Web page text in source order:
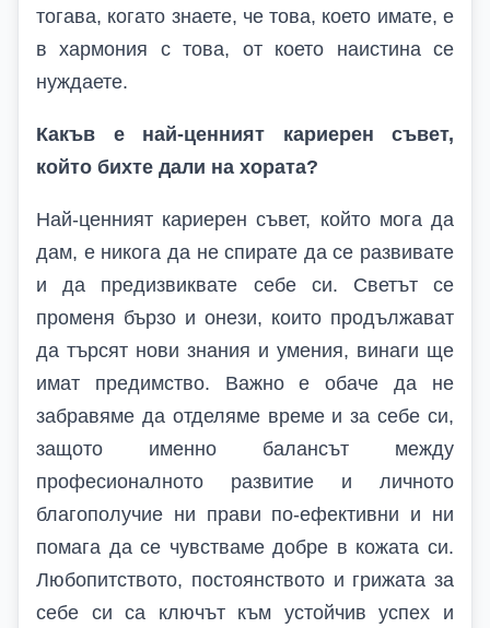
тогава, когато знаете, че това, което имате, е
в хармония с това, от което наистина се
нуждаете.
Какъв е най-ценният кариерен съвет,
който бихте дали на хората?
Най-ценният кариерен съвет, който мога да
дам, е никога да не спирате да се развивате
и да предизвиквате себе си. Светът се
променя бързо и онези, които продължават
да търсят нови знания и умения, винаги ще
имат предимство. Важно е обаче да не
забравяме да отделяме време и за себе си,
защото именно балансът между
професионалното развитие и личното
благополучие ни прави по-ефективни и ни
помага да се чувстваме добре в кожата си.
Любопитството, постоянството и грижата за
себе си са ключът към устойчив успех и